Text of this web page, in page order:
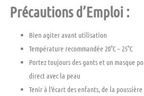
Précautions d’Emploi :
Bien agiter avant utilisation
Température recommandée 20°C – 25°C
Portez toujours des gants et un masque
direct avec la peau
Tenir à l’écart des enfants, de la